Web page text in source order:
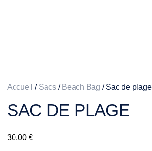
Accueil / Sacs / Beach Bag / Sac de plage
SAC DE PLAGE
30,00 €